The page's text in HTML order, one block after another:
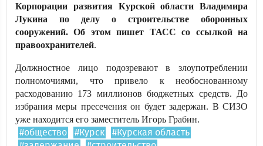
Корпорации развития Курской области Владимира
Лукина по делу о строительстве оборонных
сооружений. Об этом пишет ТАСС со ссылкой на
правоохранителей.
Должностное лицо подозревают в злоупотреблении
полномочиями, что привело к необоснованному
расходованию 173 миллионов бюджетных средств. До
избрания меры пресечения он будет задержан. В СИЗО
уже находится его заместитель Игорь Грабин.
#общество #Курск
#Курская область